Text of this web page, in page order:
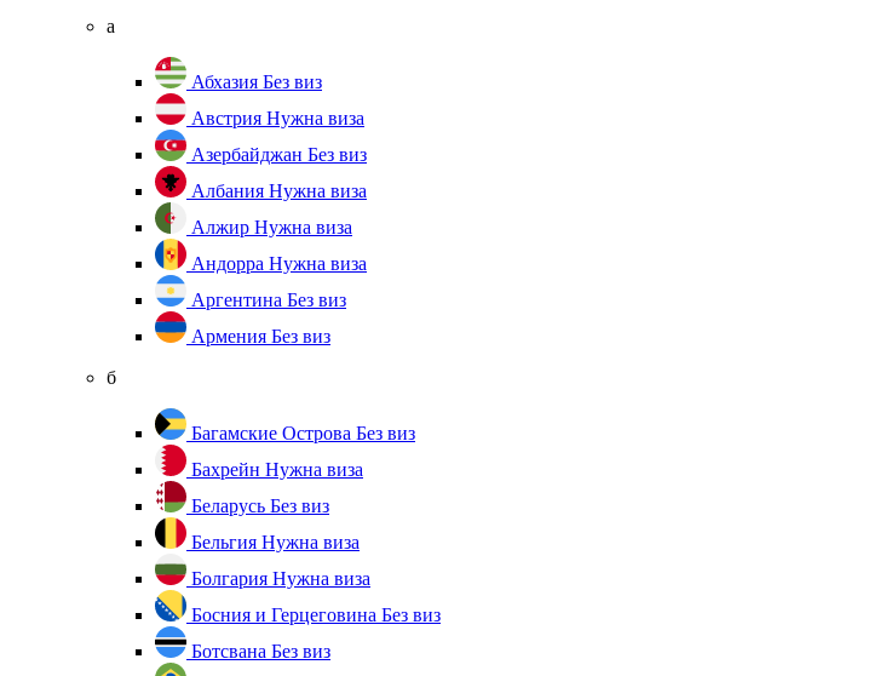
а
Абхазия Без виз
Австрия Нужна виза
Азербайджан Без виз
Албания Нужна виза
Алжир Нужна виза
Андорра Нужна виза
Аргентина Без виз
Армения Без виз
б
Багамские Острова Без виз
Бахрейн Нужна виза
Беларусь Без виз
Бельгия Нужна виза
Болгария Нужна виза
Босния и Герцеговина Без виз
Ботсвана Без виз